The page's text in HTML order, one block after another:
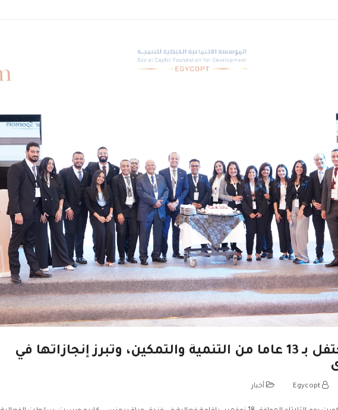
إيجيكوبت تحتفل بـ 13 عاماً من التنمية والتمكين، وتبرز إنجازاتها في
أخبار